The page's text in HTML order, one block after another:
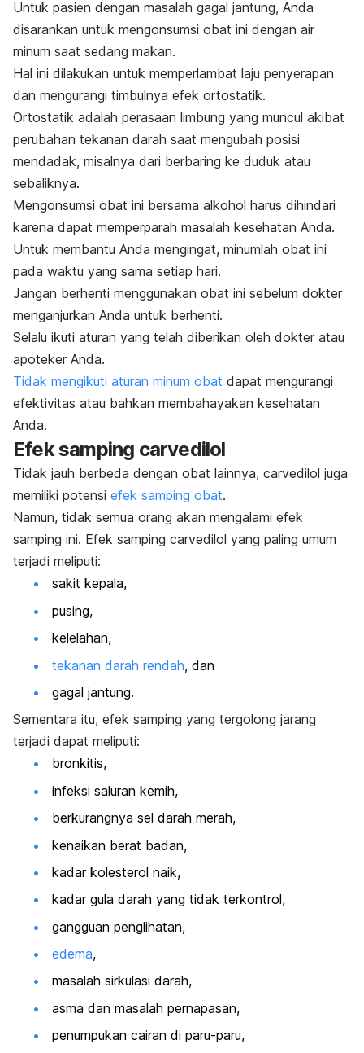
Untuk pasien dengan masalah gagal jantung, Anda
disarankan untuk mengonsumsi obat ini dengan air
minum saat sedang makan.
Hal ini dilakukan untuk memperlambat laju penyerapan
dan mengurangi timbulnya efek ortostatik.
Ortostatik adalah perasaan limbung yang muncul akibat
perubahan tekanan darah saat mengubah posisi
mendadak, misalnya dari berbaring ke duduk atau
sebaliknya.
Mengonsumsi obat ini bersama alkohol harus dihindari
karena dapat memperparah masalah kesehatan Anda.
Untuk membantu Anda mengingat, minumlah obat ini
pada waktu yang sama setiap hari.
Jangan berhenti menggunakan obat ini sebelum dokter
menganjurkan Anda untuk berhenti.
Selalu ikuti aturan yang telah diberikan oleh dokter atau
apoteker Anda.
Tidak mengikuti aturan minum obat dapat mengurangi
efektivitas atau bahkan membahayakan kesehatan
Anda.
Efek samping carvedilol
Tidak jauh berbeda dengan obat lainnya, carvedilol juga
memiliki potensi efek samping obat.
Namun, tidak semua orang akan mengalami efek
samping ini. Efek samping carvedilol yang paling umum
terjadi meliputi:
sakit kepala,
pusing,
kelelahan,
tekanan darah rendah, dan
gagal jantung.
Sementara itu, efek samping yang tergolong jarang
terjadi dapat meliputi:
bronkitis,
infeksi saluran kemih,
berkurangnya sel darah merah,
kenaikan berat badan,
kadar kolesterol naik,
kadar gula darah yang tidak terkontrol,
gangguan penglihatan,
edema,
masalah sirkulasi darah,
asma dan masalah pernapasan,
penumpukan cairan di paru-paru,